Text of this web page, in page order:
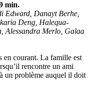
min.
Edward, Danayt Berhe,
Deng, Halequa-
Alessandra Merlo, Galaa
en courant. La famille est
rencontre un ami
un problème auquel il doit